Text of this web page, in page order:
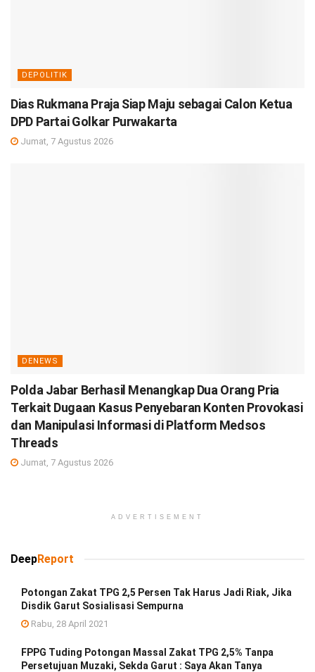
DEPOLITIK
Dias Rukmana Praja Siap Maju sebagai Calon Ketua
DPD Partai Golkar Purwakarta
Jumat, 7 Agustus 2026
DENEWS
Polda Jabar Berhasil Menangkap Dua Orang Pria
Terkait Dugaan Kasus Penyebaran Konten Provokasi
dan Manipulasi Informasi di Platform Medsos
Threads
Jumat, 7 Agustus 2026
ADVERTISEMENT
DeepReport
Potongan Zakat TPG 2,5 Persen Tak Harus Jadi Riak, Jika
Disdik Garut Sosialisasi Sempurna
Rabu, 28 April 2021
FPPG Tuding Potongan Massal Zakat TPG 2,5% Tanpa
Persetujuan Muzaki, Sekda Garut : Saya Akan Tanya